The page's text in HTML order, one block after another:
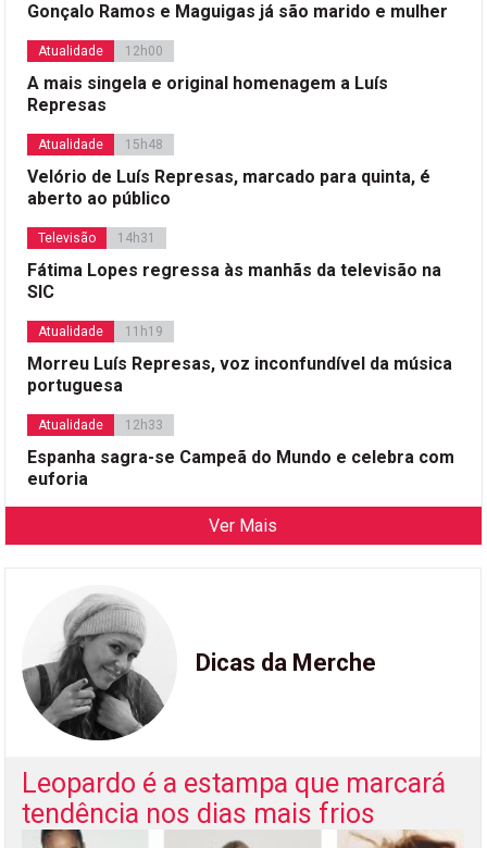
Gonçalo Ramos e Maguigas já são marido e mulher
Atualidade 12h00
A mais singela e original homenagem a Luís
Represas
Atualidade 15h48
Velório de Luís Represas, marcado para quinta, é
aberto ao público
Televisão 14h31
Fátima Lopes regressa às manhãs da televisão na
SIC
Atualidade 11h19
Morreu Luís Represas, voz inconfundível da música
portuguesa
Atualidade 12h33
Espanha sagra-se Campeã do Mundo e celebra com
euforia
Ver Mais
Dicas da Merche
Leopardo é a estampa que marcará
tendência nos dias mais frios